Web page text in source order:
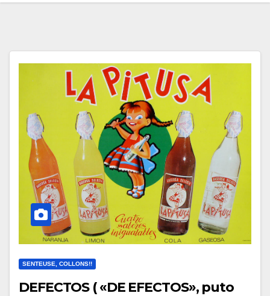
SENTEUSE, COLLONS!!
DEFECTOS ( «DE EFECTOS», puto